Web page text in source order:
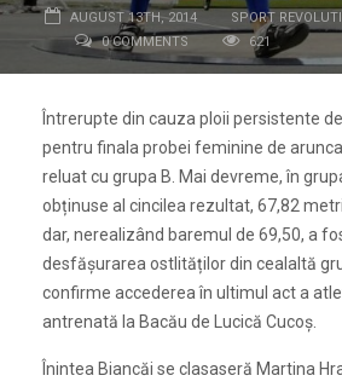
AUGUST 13TH, 2014 SPORT
0 COMMENTS
621
Întrerupte din cauza ploii persistente
pentru finala probei feminine de
reluat cu grupa B. Mai devreme, în
obținuse al cincilea rezultat, 67,82
dar, nerealizând baremul de 69,50, a
desfășurarea ostlităților din cealaltă
confirme accederea în ultimul act a
antrenată la Bacău de Lucică Cucoș.
Înintea Biancăi se clasaseră Martina